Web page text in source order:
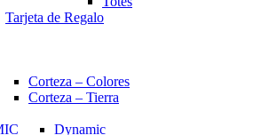
Tarjeta de Regalo
Corteza – Colores
Corteza – Tierra
Dynamic